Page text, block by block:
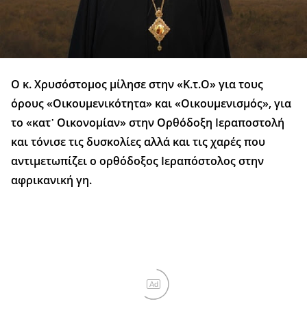
Ο κ. Χρυσόστομος μίλησε στην «Κ.τ.Ο» για τους
όρους «Οικουμενικότητα» και «Οικουμενισμός», για
το «κατ᾿ Οικονομίαν» στην Ορθόδοξη Ιεραποστολή
και τόνισε τις δυσκολίες αλλά και τις χαρές που
αντιμετωπίζει ο ορθόδοξος Ιεραπόστολος στην
αφρικανική γη.
Ad